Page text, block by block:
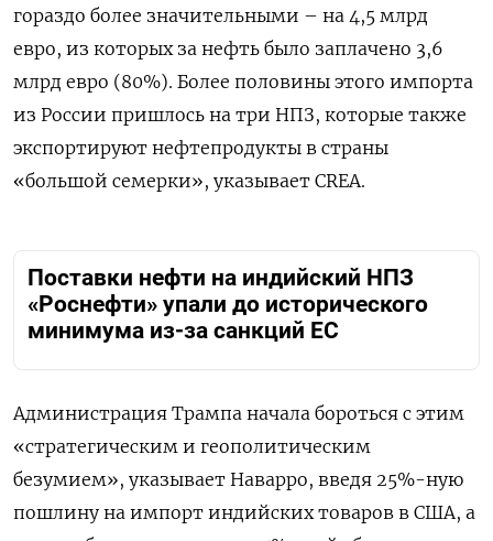
гораздо более значительными – на 4,5 млрд
евро, из которых за нефть было заплачено 3,6
млрд евро (80%). Более половины этого импорта
из России пришлось на три НПЗ, которые также
экспортируют нефтепродукты в страны
«большой семерки», указывает CREA.
Поставки нефти на индийский НПЗ
«Роснефти» упали до исторического
минимума из-за санкций ЕС
Администрация Трампа начала бороться с этим
«стратегическим и геополитическим
безумием», указывает Наварро, введя 25%-ную
пошлину на импорт индийских товаров в США, а